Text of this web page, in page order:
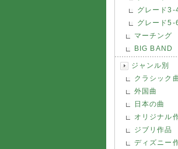
グレード3-
グレード5-
マーチング
BIG BAND
ジャンル別
クラシック
外国曲
日本の曲
オリジナル
ジブリ作品
ディズニー